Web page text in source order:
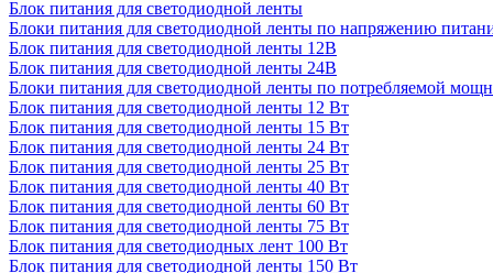
Блок питания для светодиодной ленты
Блоки питания для светодиодной ленты по напряжению
Блок питания для светодиодной ленты 12В
Блок питания для светодиодной ленты 24В
Блоки питания для светодиодной ленты по потребляемой
Блок питания для светодиодной ленты 12 Вт
Блок питания для светодиодной ленты 15 Вт
Блок питания для светодиодной ленты 24 Вт
Блок питания для светодиодной ленты 25 Вт
Блок питания для светодиодной ленты 40 Вт
Блок питания для светодиодной ленты 60 Вт
Блок питания для светодиодной ленты 75 Вт
Блок питания для светодиодных лент 100 Вт
Блок питания для светодиодной ленты 150 Вт